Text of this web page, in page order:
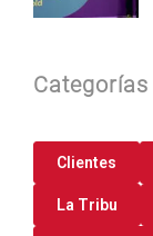
Categorías
Clientes
La Tribu